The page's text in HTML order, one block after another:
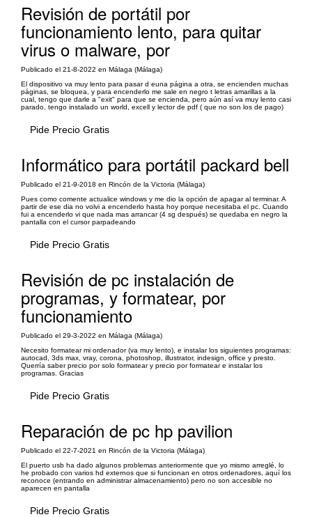
Revisión de portátil por
funcionamiento lento, para quitar
virus o malware, por
Publicado el 21-8-2022 en Málaga (Málaga)
El dispositivo va muy lento para pasar d euna página a otra, se encienden muchas
páginas, se bloquea, y para encenderlo me sale en negro t letras amarillas a la
cual, tengo que darle a "exit" para que se encienda, pero aún así va muy lento casi
parado, tengo instalado un world, excell y lector de pdf ( que no son los de pago)
Pide Precio Gratis
Informático para portátil packard bell
Publicado el 21-9-2018 en Rincón de la Victoria (Málaga)
Pues como comente actualice windows y me dio la opción de apagar al terminar. A
partir de ese dia no volvi a encenderlo hasta hoy porque necesitaba el pc. Cuando
fui a encenderlo vi que nada mas arrancar (4 sg después) se quedaba en negro la
pantalla con el cursor parpadeando
Pide Precio Gratis
Revisión de pc instalación de
programas, y formatear, por
funcionamiento
Publicado el 29-3-2022 en Málaga (Málaga)
Necesito formatear mi ordenador (va muy lento), e instalar los siguientes programas:
autocad, 3ds max, vray, corona, photoshop, illustrator, indesign, office y presto.
Querría saber precio por solo formatear y precio por formatear e instalar los
programas. Gracias
Pide Precio Gratis
Reparación de pc hp pavilion
Publicado el 22-7-2021 en Rincón de la Victoria (Málaga)
El puerto usb ha dado algunos problemas anteriormente que yo mismo arreglé, lo
he probado con varios hd externos que si funcionan en otros ordenadores, aquí los
reconoce (entrando en administrar almacenamiento) pero no son accesible no
aparecen en pantalla
Pide Precio Gratis